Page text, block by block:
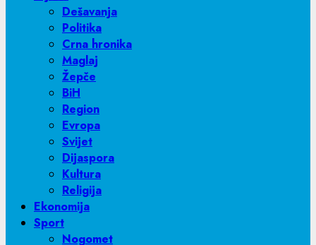
Dešavanja
Politika
Crna hronika
Maglaj
Žepče
BiH
Region
Evropa
Svijet
Dijaspora
Kultura
Religija
Ekonomija
Sport
Nogomet